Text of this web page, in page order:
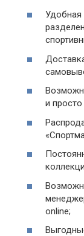
Удобная
и
online;